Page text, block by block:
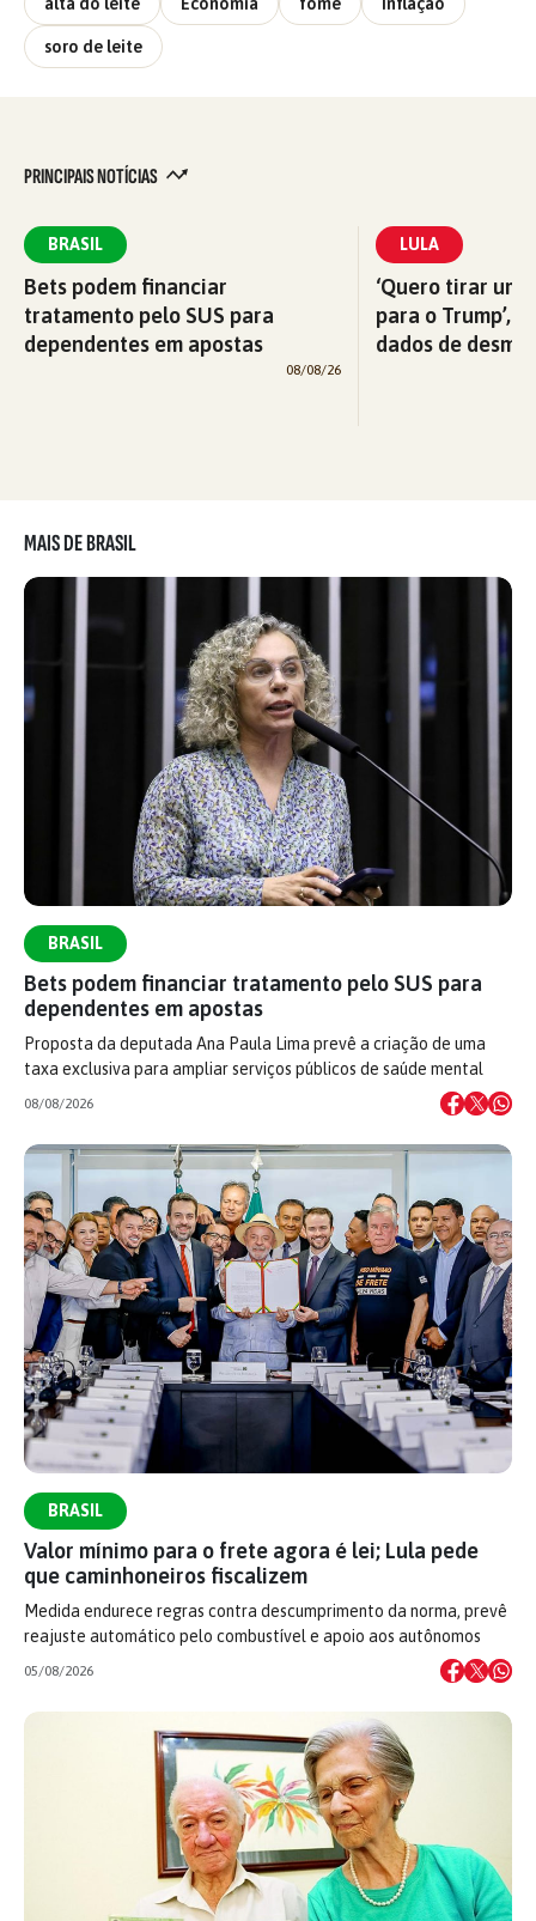
soro de leite
PRINCIPAIS NOTÍCIAS
BRASIL
Bets podem financiar
tratamento pelo SUS para
dependentes em apostas
08/08/26
LULA
‘Quero tirar
para o Trump’,
dados de
MAIS DE BRASIL
BRASIL
Bets podem financiar tratamento pelo SUS para
dependentes em apostas
Proposta da deputada Ana Paula Lima prevê a criação de uma
taxa exclusiva para ampliar serviços públicos de saúde mental
08/08/2026
BRASIL
Valor mínimo para o frete agora é lei; Lula pede
que caminhoneiros fiscalizem
Medida endurece regras contra descumprimento da norma, prevê
reajuste automático pelo combustível e apoio aos autônomos
05/08/2026